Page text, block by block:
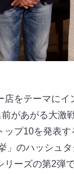
をテーマにイ
があがる大激
プ10を発表
」のハッシュ
リーズの第2